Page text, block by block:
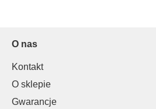
O nas
Kontakt
O sklepie
Gwarancje